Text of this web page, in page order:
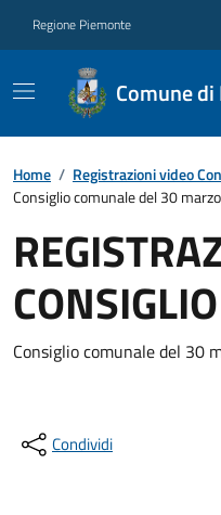
Regione Piemonte
Comune
Home / Registrazioni video
Consiglio comunale del 30
Consiglio comunale del
Condividi